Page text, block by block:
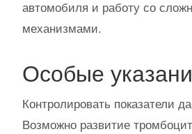
автомобиля и работу со
механизмами.
Особые
Контролировать показатели
Возможно развитие